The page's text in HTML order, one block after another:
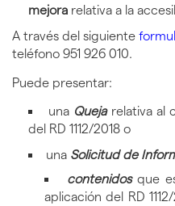
mejora relativa a la
A través del siguiente
teléfono 951 926 010.
Puede presentar:
una Quejarelativa al
del RD 1112/2018 o
una Solicitud de
contenidosque
aplicación del RD